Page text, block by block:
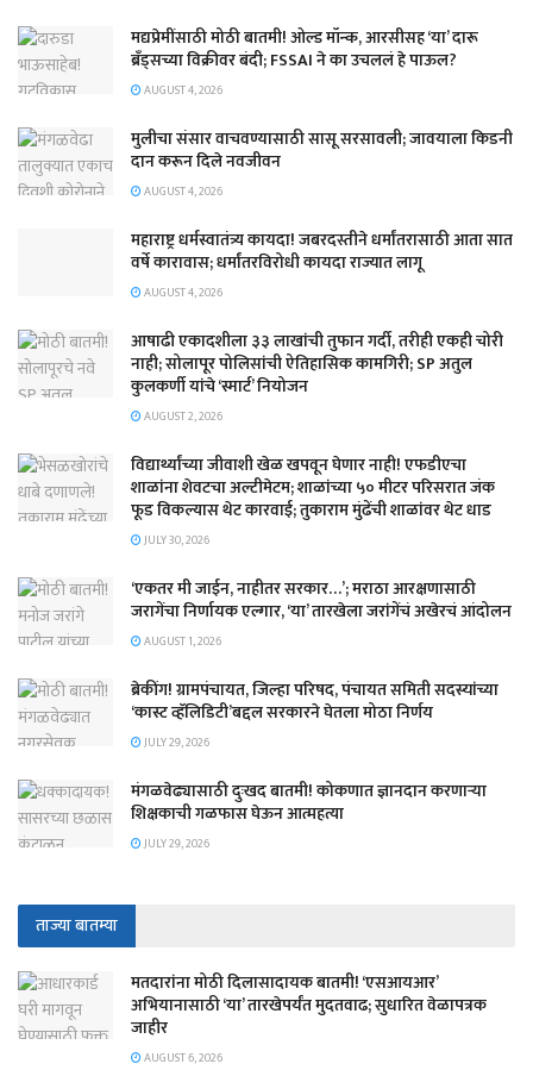
मद्यप्रेमींसाठी मोठी बातमी! ओल्ड मॉन्क, आरसीसह ‘या’ दारू
ब्रँड्सच्या विक्रीवर बंदी; FSSAI ने का उचललं हे पाऊल?
AUGUST 4, 2026
मुलीचा संसार वाचवण्यासाठी सासू सरसावली; जावयाला किडनी
दान करून दिले नवजीवन
AUGUST 4, 2026
महाराष्ट्र धर्मस्वातंत्र्य कायदा! जबरदस्तीने धर्मांतरासाठी आता सात
वर्षे कारावास; धर्मांतरविरोधी कायदा राज्यात लागू
AUGUST 4, 2026
आषाढी एकादशीला ३३ लाखांची तुफान गर्दी, तरीही एकही चोरी
नाही; सोलापूर पोलिसांची ऐतिहासिक कामगिरी; SP अतुल
कुलकर्णी यांचे ‘स्मार्ट’ नियोजन
AUGUST 2, 2026
विद्यार्थ्यांच्या जीवाशी खेळ खपवून घेणार नाही! एफडीएचा
शाळांना शेवटचा अल्टीमेटम; शाळांच्या ५० मीटर परिसरात जंक
फूड विकल्यास थेट कारवाई; तुकाराम मुंढेंची शाळांवर थेट धाड
JULY 30, 2026
‘एकतर मी जाईन, नाहीतर सरकार…’; मराठा आरक्षणासाठी
जरागेंचा निर्णायक एल्गार, ‘या’ तारखेला जरांगेंचं अखेरचं आंदोलन
AUGUST 1, 2026
ब्रेकींग! ग्रामपंचायत, जिल्हा परिषद, पंचायत समिती सदस्यांच्या
‘कास्ट व्हॅलिडिटी’बद्दल सरकारने घेतला मोठा निर्णय
JULY 29, 2026
मंगळवेढ्यासाठी दुःखद बातमी! कोकणात ज्ञानदान करणाऱ्या
शिक्षकाची गळफास घेऊन आत्महत्या
JULY 29, 2026
ताज्या बातम्या
मतदारांना मोठी दिलासादायक बातमी! ‘एसआयआर’
अभियानासाठी ‘या’ तारखेपर्यंत मुदतवाढ; सुधारित वेळापत्रक
जाहीर
AUGUST 6, 2026